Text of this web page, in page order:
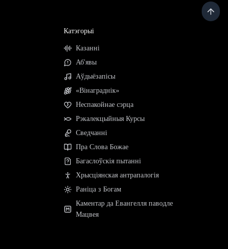
Катэгорыі
Казанні
Аб'явы
Аўдыёзапісы
«Вінаграднік»
Неспакойнае сэрца
Рэкалекцыйныя Курсы
Сведчанні
Пра Слова Божае
Багаслоўскія пытанні
Хрысціянская антрапалогія
Раніца з Богам
Каментар да Евангелля паводле
Мацвея